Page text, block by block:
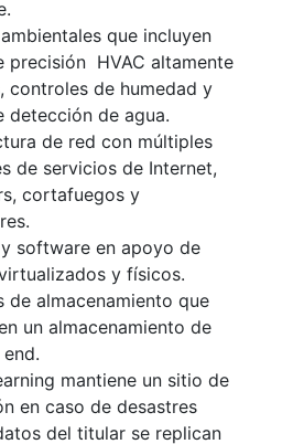
que incluyen
precisión HVAC altamente
controles de humedad y
detección de agua.
de red con múltiples
de servicios de Internet,
cortafuegos y
software en apoyo de
y físicos.
de almacenamiento que
un almacenamiento de
mantiene un sitio de
en caso de desastres
del titular se replican